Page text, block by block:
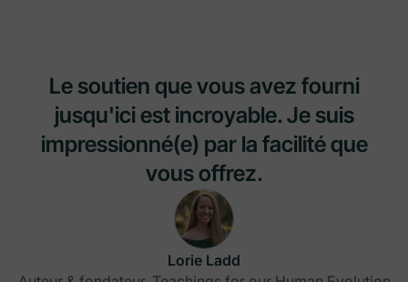
Le soutien que vous avez fourni
jusqu'ici est incroyable. Je suis
impressionné(e) par la facilité que
vous offrez.
Lorie Ladd